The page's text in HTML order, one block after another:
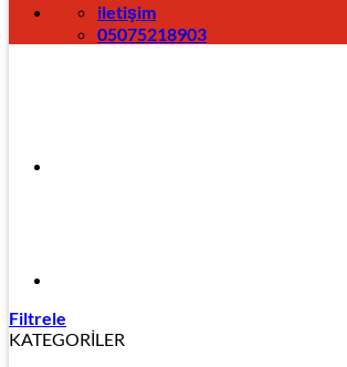
iletişim
05075218903
Filtrele
KATEGORİLER